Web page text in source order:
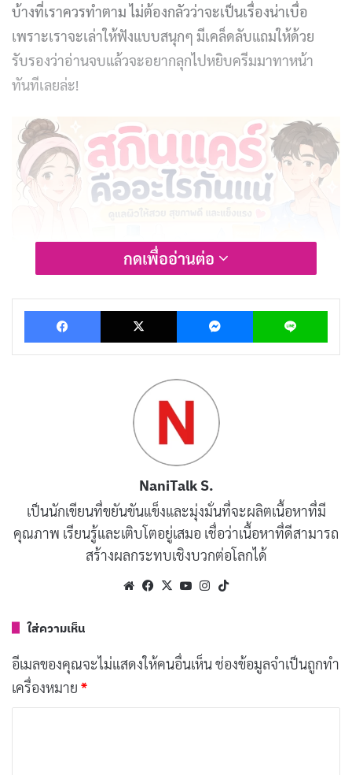
บ้างที่เราควรทำตาม ไม่ต้องกลัวว่าจะเป็นเรื่องน่าเบื่อ
เพราะเราจะเล่าให้ฟังแบบสนุกๆ มีเคล็ดลับแถมให้ด้วย
รับรองว่าอ่านจบแล้วจะอยากลุกไปหยิบครีมมาทาหน้า
ทันทีเลยล่ะ!
สกินแคร์ (Skincare) คืออะไรกันแน่?
เพื่อนๆ สกินแคร์เนี่ย พูดง่ายๆ เลยคือ “การดูแลผิว” นั่น
แหละ คำว่า “สกิน” แปลว่าผิวหนัง ส่วน “แคร์” ก็คือการ
สวย สุขภาพดี และแข็งแรง ไม่ว่าจะเป็นการล้างหน้า ทา
ครีม หรือแม้แต่การกินน้ำเยอะๆ เพื่อให้ผิวชุ่มชื้นจากข้างใน
กดเพื่ออ่านต่อ
Facebook X Messenger Line
NaniTalk S.
เป็นนักเขียนที่ขยันขันแข็งและมุ่งมั่นที่จะผลิตเนื้อหาที่มี
คุณภาพ เรียนรู้และเติบโตอยู่เสมอ เชื่อว่าเนื้อหาที่ดีสามารถ
สร้างผลกระทบเชิงบวกต่อโลกได้
WebsiteFacebook
X YouTubeInstagram
ใส่ความเห็น
อีเมลของคุณจะไม่แสดงให้คนอื่นเห็น ช่องข้อมูลจำเป็นถูกทำ
เครื่องหมาย *